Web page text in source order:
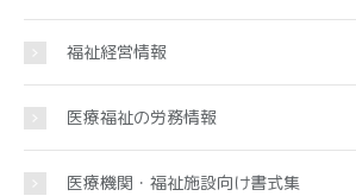
福祉経営情報
医療福祉の労務情報
医療機関・福祉施設向け書式集